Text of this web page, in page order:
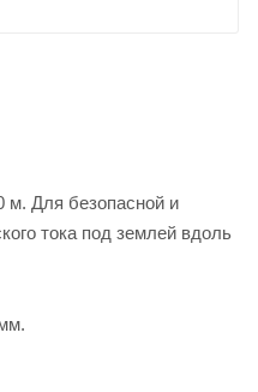
м. Для безопасной и
тока под землей вдоль